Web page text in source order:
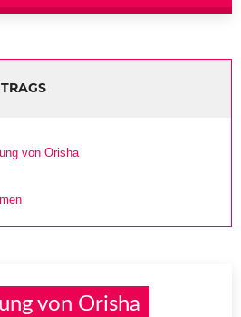
von Orisha
von Orisha